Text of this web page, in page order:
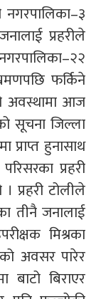
प्रहरीले
फर्किने
अवस्थामा आज
सूचना जिल्ला
प्राप्त हुनासाथ
प्रहरी
प्रहरी टोलीले
तीनै जनालाई
मिश्रका
अवसर पारेर
बाटो बिराएर